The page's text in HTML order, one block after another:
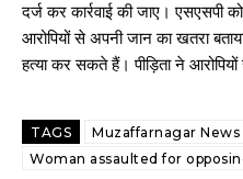
दर्ज कर कार्रवाई की जाए। एसएसपी
आरोपियों से अपनी जान का खतरा
हत्या कर सकते हैं। पीड़िता ने आरोपियों
TAGS Muzaffarnagar News
Woman assaulted for